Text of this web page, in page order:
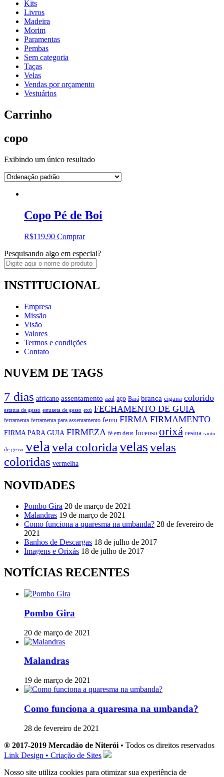
Kits
Livros
Madeira
Morim
Paramentas
Pembas
Sem categoria
Taças
Velas
Vendas por orçamento
Vestuários
Carrinho
copo
Exibindo um único resultado
Copo Pé de Boi
R$119,90 Comprar
Pesquisando algo em especial?
INSTITUCIONAL
Empresa
Missão
Visão
Valores
Termos e condições
Contato
NUVEM DE TAGS
7 dias africano assentamento azul aço Bará branca cigana colorido
estatua de gesso estuaeta de gesso exú FECHAMENTO DE GUIA
ferramenta ferramenta para assentamento ferro FIRMA FIRMAMENTO
FIRMA PARA GUIA FIRMEZA fé em deus Incenso orixá resina santo
de gesso vela vela coloridavelasvelas
coloridas vermelha
NOVIDADES
Pombo Gira 20 de março de 2021
Malandras 19 de março de 2021
Como funciona a quaresma na umbanda? 28 de fevereiro de
2021
Banhos de Descargas 18 de julho de 2017
Imagens e Orixás 18 de julho de 2017
NOTÍCIAS RECENTES
Pombo Gira
20 de março de 2021
Malandras
19 de março de 2021
Como funciona a quaresma na umbanda?
28 de fevereiro de 2021
® 2017-2019 Mercadão de Niterói • Todos os direitos reservados
Link Design • Criação de Sites
Nosso site utiliza cookies para otimizar sua experiência de